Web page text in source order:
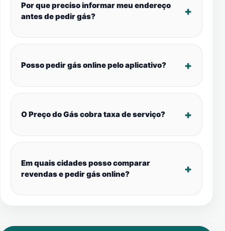
Por que preciso informar meu endereço
antes de pedir gás?
Posso pedir gás online pelo aplicativo?
O Preço do Gás cobra taxa de serviço?
Em quais cidades posso comparar
revendas e pedir gás online?